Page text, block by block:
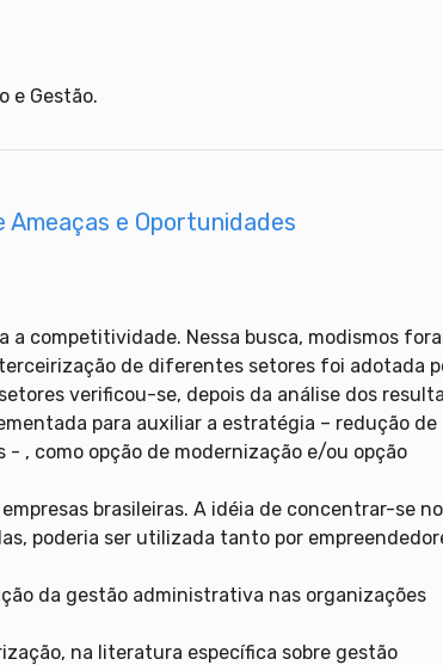
e Gestão.
e Oportunidades
a competitividade. Nessa busca, modismos
de diferentes setores foi adotada
verificou-se, depois da análise dos
para auxiliar a estratégia – redução de
, como opção de modernização e/ou opção
brasileiras. A idéia de concentrar-se no
poderia ser utilizada tanto por
da gestão administrativa nas organizações
na literatura específica sobre gestão